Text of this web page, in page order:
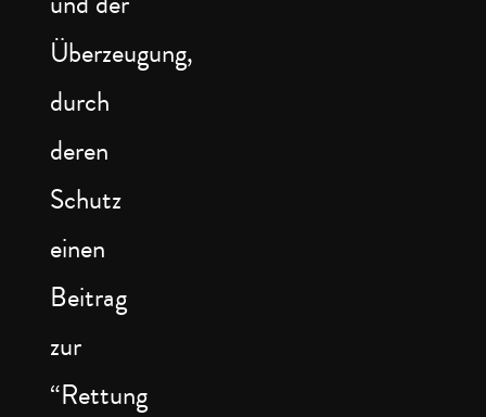
Überzeugung,
durch
deren
Schutz
einen
Beitrag
zur
“Rettung